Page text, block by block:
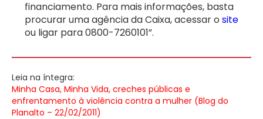
financiamento. Para mais informações, basta
procurar uma agência da Caixa, acessar o site
ou ligar para 0800-7260101”.
Leia na íntegra:
Minha Casa, Minha Vida, creches públicas e
enfrentamento à violência contra a mulher (Blog do
Planalto – 22/02/2011)